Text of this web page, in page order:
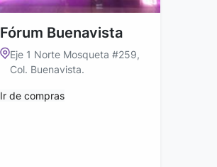
Fórum Buenavista
Eje 1 Norte Mosqueta #259,
Col. Buenavista.
Ir de compras